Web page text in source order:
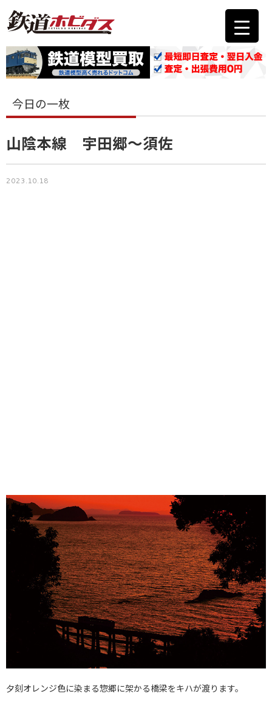
今日の一枚
山陰本線 宇田郷〜須佐
2023.10.18
夕刻オレンジ色に染まる惣郷に架かる橋梁をキハが渡ります。